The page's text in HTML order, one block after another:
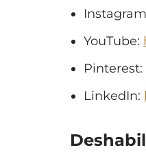
YouTube:
Pinterest:
LinkedIn: